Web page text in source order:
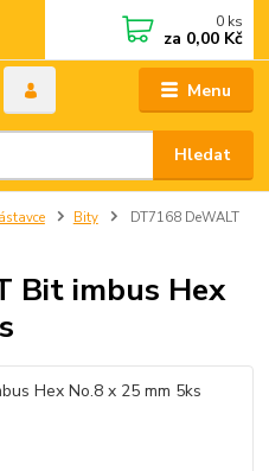
Menu
Hledat
0 ks
za 0,00 Kč
Bity
DT7168 DeWALT
Bit imbus Hex